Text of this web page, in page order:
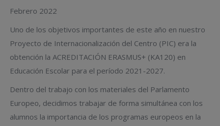
Febrero 2022
Uno de los objetivos importantes de este año en nuestro
Proyecto de Internacionalización del Centro (PIC) era la
obtención la ACREDITACIÓN ERASMUS+ (KA120) en
Educación Escolar para el período 2021-2027.
Dentro del trabajo con los materiales del Parlamento
Europeo, decidimos trabajar de forma simultánea con los
alumnos la importancia de los programas europeos en la